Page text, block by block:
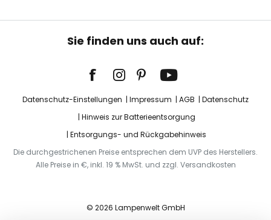
Sie finden uns auch auf:
Datenschutz-Einstellungen Impressum AGB
Datenschutz
Hinweis zur Batterieentsorgung
Entsorgungs- und Rückgabehinweis
Die durchgestrichenen Preise entsprechen dem UVP des Herstellers.
Alle Preise in €, inkl. 19 % MwSt. und zzgl. Versandkosten
© 2026 Lampenwelt GmbH